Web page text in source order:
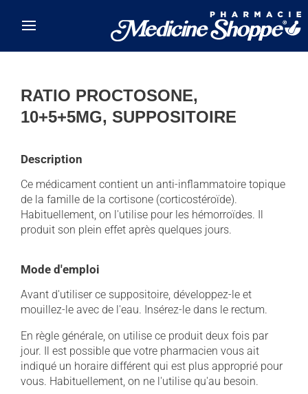
RATIO PROCTOSONE,
10+5+5MG, SUPPOSITOIRE
Description
Ce médicament contient un anti-inflammatoire topique
de la famille de la cortisone (corticostéroïde).
Habituellement, on l'utilise pour les hémorroïdes. Il
produit son plein effet après quelques jours.
Mode d'emploi
Avant d'utiliser ce suppositoire, développez-le et
mouillez-le avec de l'eau. Insérez-le dans le rectum.
En règle générale, on utilise ce produit deux fois par
jour. Il est possible que votre pharmacien vous ait
indiqué un horaire différent qui est plus approprié pour
vous. Habituellement, on ne l'utilise qu'au besoin.